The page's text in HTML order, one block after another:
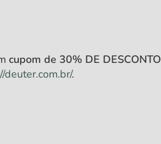
cupom de 30% DE DESCONTO
deuter.com.br/.